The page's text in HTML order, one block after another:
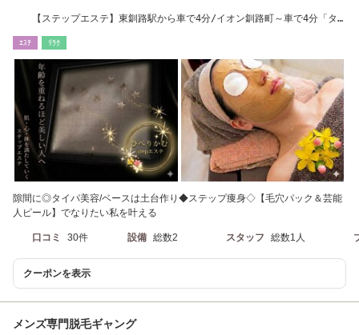
【ステップエステ】東釧路駅から車で4分/イオン釧路町～車で4分「タ
ｴｽﾃ ﾘﾗｸ
隙間に◎タイパ美容/ベースは土台作り◆ステップ痩身◇【毛穴パック＆芸能
人ピール】でなりたい私を叶える
口コミ 30件 設備 総数2 スタッフ 総数1人
クーポンを表示
メンズ専門脱毛ギャング